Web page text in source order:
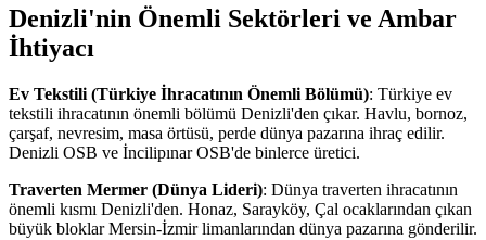
Denizli'nin Önemli Sektörleri ve Ambar
İhtiyacı
Ev Tekstili (Türkiye İhracatının Önemli Bölümü): Türkiye ev
tekstili ihracatının önemli bölümü Denizli'den çıkar. Havlu, bornoz,
çarşaf, nevresim, masa örtüsü, perde dünya pazarına ihraç edilir.
Denizli OSB ve İncilipınar OSB'de binlerce üretici.
Traverten Mermer (Dünya Lideri): Dünya traverten ihracatının
önemli kısmı Denizli'den. Honaz, Sarayköy, Çal ocaklarından çıkan
büyük bloklar Mersin-İzmir limanlarından dünya pazarına gönderilir.